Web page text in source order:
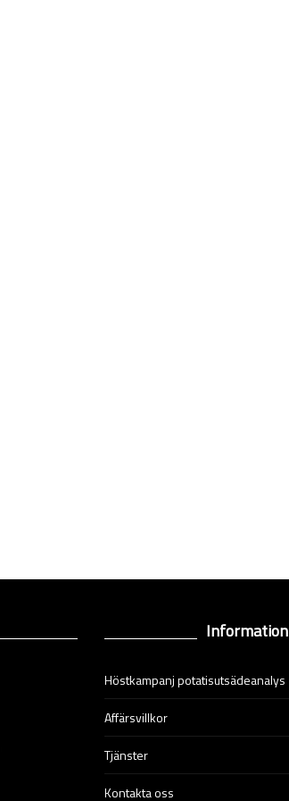
Information
Höstkampanj potatisutsädeanalys
Affärsvillkor
Tjänster
Kontakta oss